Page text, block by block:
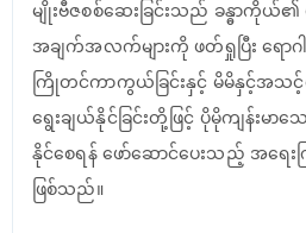
မျိုးဗီဇစစ်ဆေးခြင်းသည် ခန္ဓာကိုယ်၏
အချက်အလက်များကို ဖတ်ရှုပြီး ရောဂါ
ကြိုတင်ကာကွယ်ခြင်းနှင့် မိမိနှင့်အ
ရွေးချယ်နိုင်ခြင်းတို့ဖြင့် ပိုမိုကျန်းမ
နိုင်စေရန် ဖော်ဆောင်ပေးသည့် အရေ
ဖြစ်သည်။